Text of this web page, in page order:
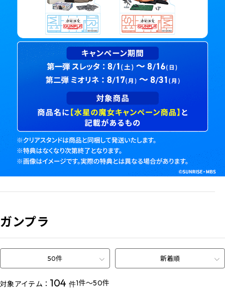
ガンプラ
50件 新着順
対象アイテム： 104 件1件～50件